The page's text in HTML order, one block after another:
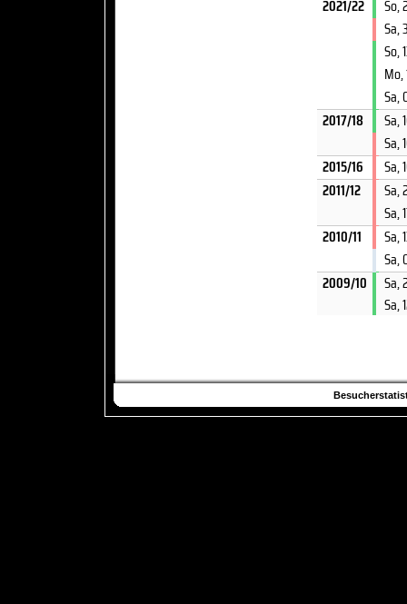
2021/22
So,
Sa,
So,
Sa,
2017/18
Sa,
Sa,
2015/16
Sa,
2011/12
Sa,
Sa,
2010/11
Sa,
Sa,
2009/10
Sa,
Sa,